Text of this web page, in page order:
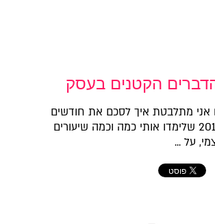
הקטנים בעסק
אני מתלבטת איך לסכם את חודשים
ינואר - מרץ 2018 שלימדו אותי כמה וכמה שיעורים
על ...